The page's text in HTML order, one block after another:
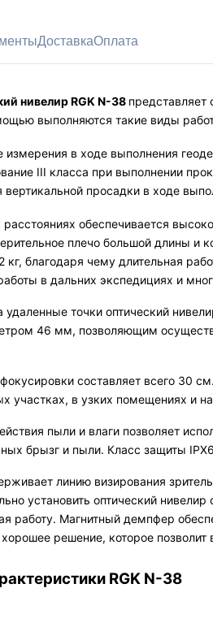
ДоставкаОплата
нивелир RGK N-38 представляет
выполняются такие виды
измерения в ходе выполнения
III класса при выполнении
вертикальной просадки в ходе
обеспечивается
плечо большой длины и
благодаря чему длительная
в дальних экспедициях и
точки оптический
46 мм, позволяющим
составляет всего 30
участках, в узких помещениях и
пыли и влаги позволяет
брызг и пыли. Класс защиты
линию визирования
установить оптический
работу. Магнитный демпфер
решение, которое
RGK N-38